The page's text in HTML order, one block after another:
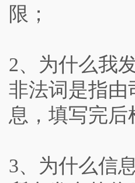
限；
2、为什么我
非法词是指由
息，填写完
3、为什么信